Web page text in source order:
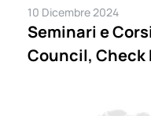
10 Dicembre 2024
Seminari e
Council, Check